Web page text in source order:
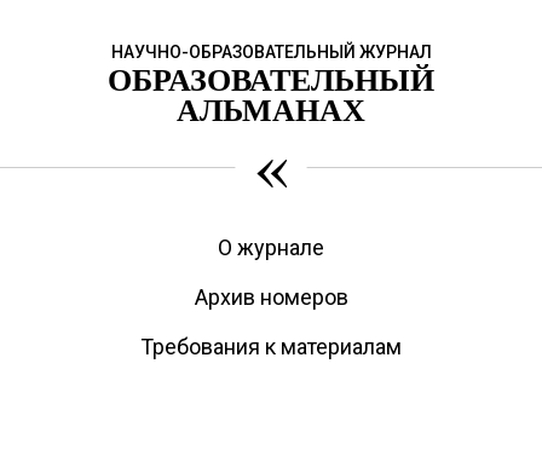
НАУЧНО-ОБРАЗОВАТЕЛЬНЫЙ ЖУРНАЛ
ОБРАЗОВАТЕЛЬНЫЙ
АЛЬМАНАХ
«
О журнале
Архив номеров
Требования к материалам